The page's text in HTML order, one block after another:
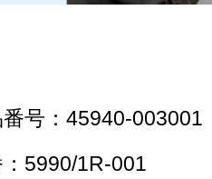
号：45940-003001
5990/1R-001